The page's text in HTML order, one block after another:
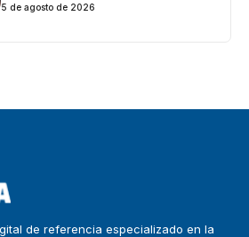
5 de agosto de 2026
de referencia especializado en la